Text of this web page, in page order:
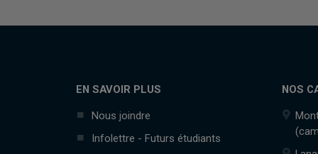
EN SAVOIR PLUS
Nous joindre
Infolettre - Futurs étudiants
NOS